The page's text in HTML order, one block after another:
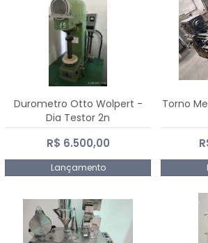
Durometro Otto Wolpert -
Dia Testor 2n
R$ 6.500,00
Lançamento
Torno